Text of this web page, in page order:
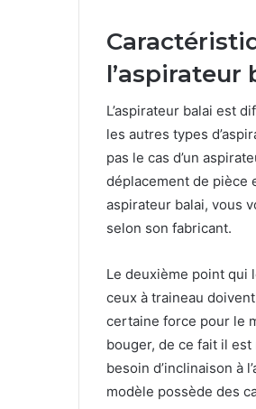
l’aspirateur
L’aspirateur balai est
les autres types
pas le cas d’un
déplacement de pièce
aspirateur balai, vous
selon son fabricant.
Le deuxième point qui
ceux à traineau
certaine force pour le
bouger, de ce fait il
besoin d’inclinaison à
modèle possède des